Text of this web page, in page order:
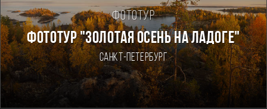
Фототур
ФОТОТУР "ЗОЛОТАЯ ОСЕНЬ НА ЛАДОГЕ"
Санкт-Петербург